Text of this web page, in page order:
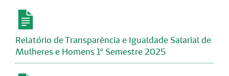
Relatório de Transparência e Igualdade Salarial de
Mulheres e Homens 1º Semestre 2025